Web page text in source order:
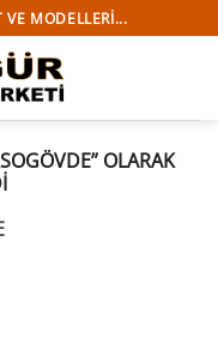
MODELLERI...
OLARAK